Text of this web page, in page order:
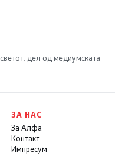
дел од медиумската
ЗА НАС
За Алфа
Контакт
Импресум